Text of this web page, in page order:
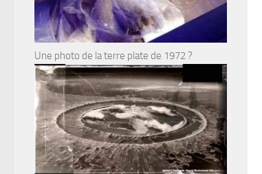
Une photo de la terre plate de 1972 ?